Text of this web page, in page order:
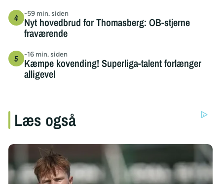
-59 min. siden
Nyt hovedbrud for Thomasberg: OB-stjerne
fraværende
-16 min. siden
Kæmpe kovending! Superliga-talent forlænger
alligevel